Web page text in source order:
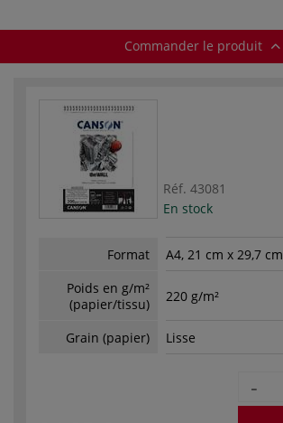
Commander le produit
Réf. 43081
En stock
Format
A4, 21 cm x 29,7 cm
Poids en g/m²
(papier/tissu)
220 g/m²
Grain (papier) Lisse
-